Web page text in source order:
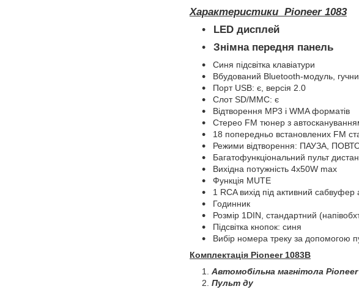
Характеристики Pioneer 1083
LED дисплей
Знімна передня панель
Синя підсвітка клавіатури
Вбудований Bluetooth-модуль,
Порт USB: є, версія 2.0
Слот SD/MMC: є
Відтворення МР3 і WMA форматів
Стерео FM тюнер з
18 попередньо встановлених FM
Режими відтворення: ПАУЗА,
Багатофункціональний пульт
Вихідна потужність 4х50W max
Функція MUTE
1 RCA вихід під активний
Годинник
Розмір 1DIN, стандартний
Підсвітка кнопок: синя
Вибір номера треку за допомогою
Комплектація Pioneer 1083B
Автомобільна магнітола Pioneer
Пульт ду